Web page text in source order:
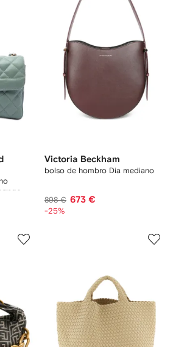
Victoria Beckham
bolso de hombro Dia mediano
898 € 673 €
-25%